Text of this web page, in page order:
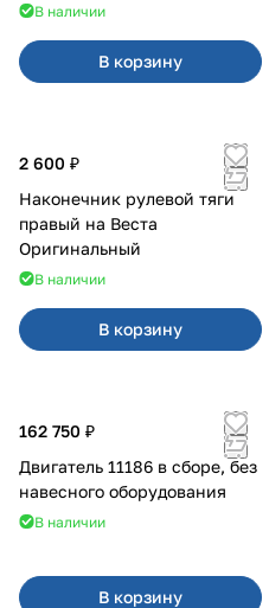
В наличии
В корзину
2 600 ₽
Наконечник рулевой тяги
правый на Веста
Оригинальный
В наличии
В корзину
162 750 ₽
Двигатель 11186 в сборе, без
навесного оборудования
В наличии
В корзину